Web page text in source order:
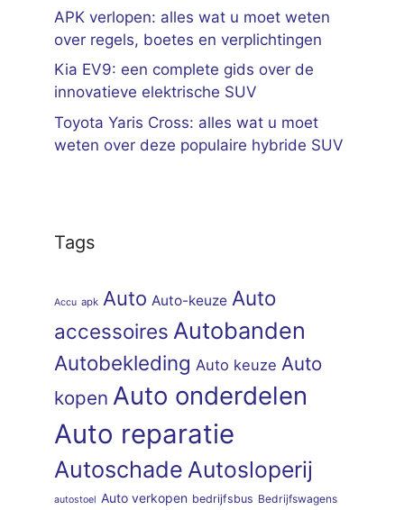
APK verlopen: alles wat u moet weten
over regels, boetes en verplichtingen
Kia EV9: een complete gids over de
innovatieve elektrische SUV
Toyota Yaris Cross: alles wat u moet
weten over deze populaire hybride SUV
Tags
Accu apk Auto Auto-keuze Auto
accessoires Autobanden
Autobekleding Auto keuze Auto
kopen Auto onderdelen
Auto reparatie
Autoschade Autosloperij
autostoel Auto verkopen bedrijfsbus Bedrijfswagens